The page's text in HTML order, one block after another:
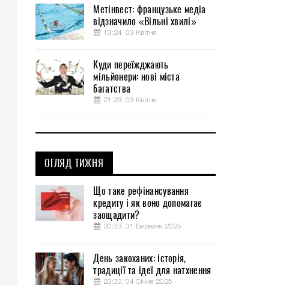
Метінвест: французьке медіа
відзначило «Вільні хвилі»
13:24, 03 Квітня
Куди переїжджають
мільйонери: нові міста
багатства
21:23, 03 Квітня
ОГЛЯД ТИЖНЯ
Що таке рефінансування
кредиту і як воно допомагає
заощадити?
20:33, 31 Березня 2025
День закоханих: історія,
традиції та ідеї для натхнення
23:30, 04 Січня 2025